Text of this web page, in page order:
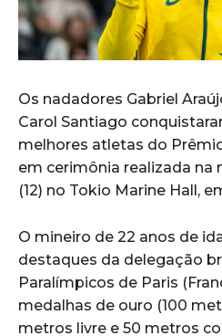
Os nadadores Gabriel
Carol Santiago
melhores atletas do
em cerimônia realizada na
(12) no Tokio Marine Hall,
O mineiro de 22 anos de
destaques da delegação
Paralímpicos de Paris
medalhas de ouro (100
metros livre e 50 metros